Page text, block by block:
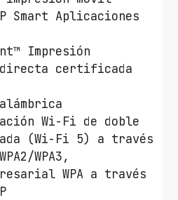
Smart Aplicaciones
Impresión
certificada
Wi-Fi de doble
(Wi-Fi 5) a través
WPA3,
WPA a través